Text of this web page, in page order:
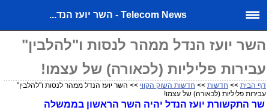
Telecom News - השר יועז הנד...
השר יועז הנדל ממהר לנסות ו"להלבין"
עבירות פליליות (לכאורה) של עצמו!
דף הבית>> חדשות>> חדשות השוק הקווי>> השר יועז הנדל ממהר לנסות ו"להלבין"
עבירות פליליות (לכאורה) של עצמו!
שר התקשורת יועז הנדל יהיה השר הראשון בממשלה